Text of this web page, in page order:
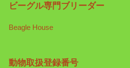
ビーグル専門ブリーダー
Beagle House
動物取扱登録番号